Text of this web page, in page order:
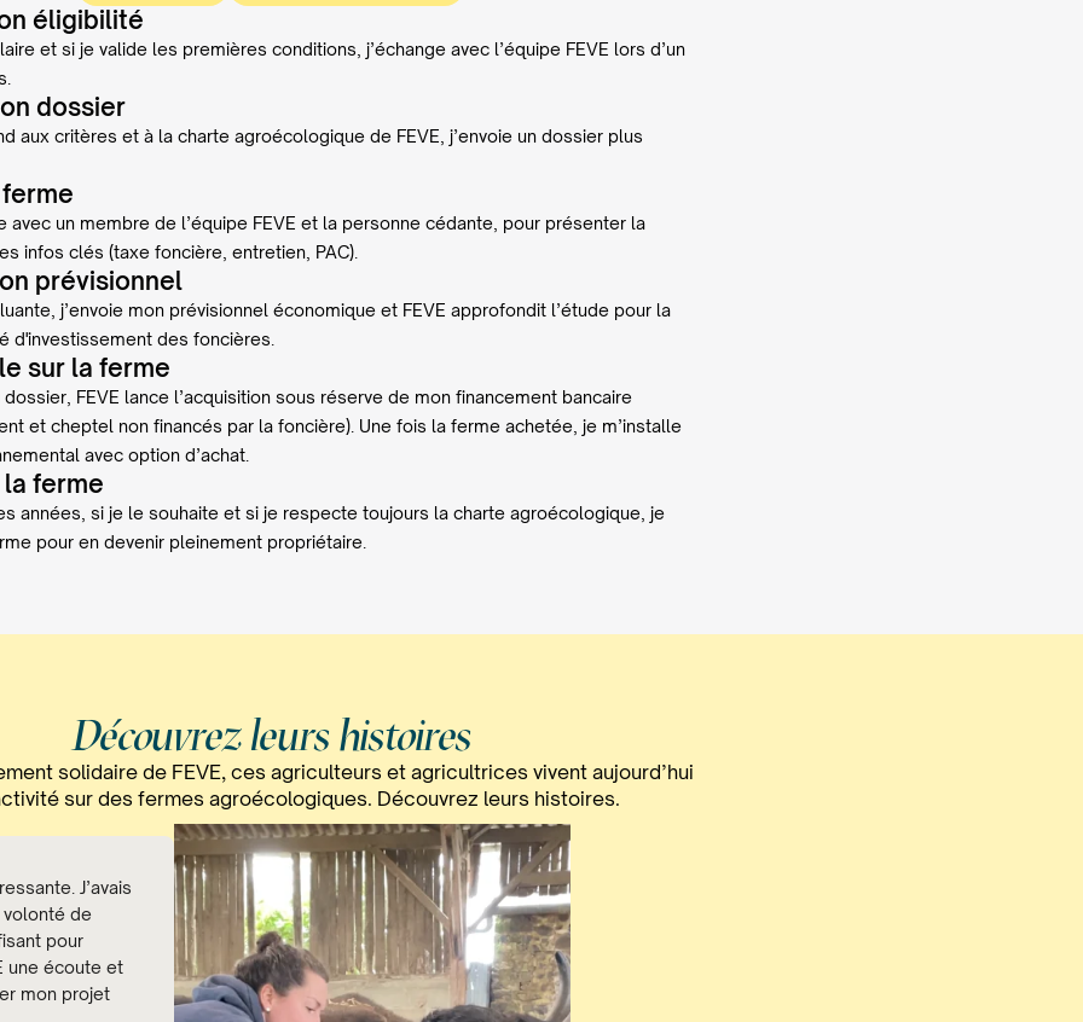
éligibilité
et si je valide les premières conditions, j’échange avec l’équipe FEVE lors d’un
dossier
aux critères et à la charte agroécologique de FEVE, j’envoie un dossier plus
avec un membre de l’équipe FEVE et la personne cédante, pour présenter la
infos clés (taxe foncière, entretien, PAC).
prévisionnel
j’envoie mon prévisionnel économique et FEVE approfondit l’étude pour la
d'investissement des foncières.
sur la ferme
FEVE lance l’acquisition sous réserve de mon financement bancaire
et cheptel non financés par la foncière). Une fois la ferme achetée, je m’installe
avec option d’achat.
la ferme
années, si je le souhaite et si je respecte toujours la charte agroécologique, je
pour en devenir pleinement propriétaire.
Découvrez leurs histoires
solidaire de FEVE, ces agriculteurs et agricultrices vivent aujourd’hui
sur des fermes agroécologiques. Découvrez leurs histoires.
J’avais
de
pour
une écoute et
mon projet